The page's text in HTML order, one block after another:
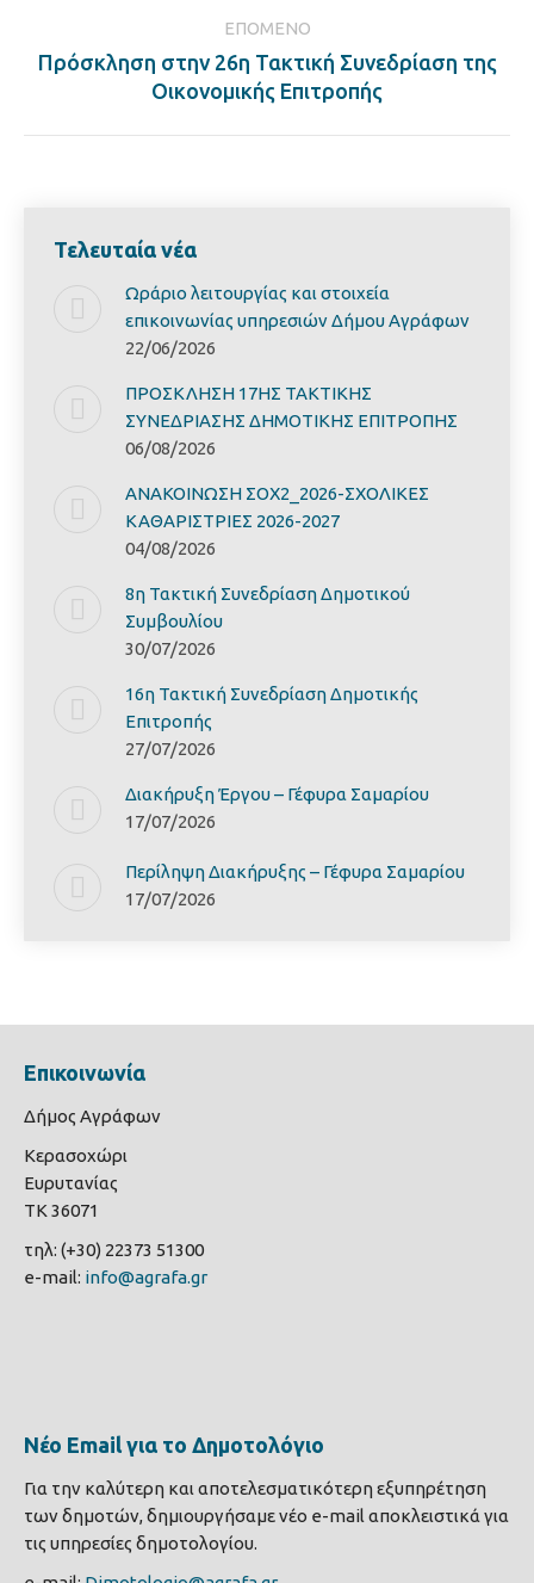
ΕΠΌΜΕΝΟ
Next
post:
Πρόσκληση στην 26η Τακτική Συνεδρίαση της
Οικονομικής Επιτροπής
Τελευταία νέα
Ωράριο λειτουργίας και στοιχεία
επικοινωνίας υπηρεσιών Δήμου Αγράφων
22/06/2026
ΠΡΟΣΚΛΗΣΗ 17ΗΣ ΤΑΚΤΙΚΗΣ
ΣΥΝΕΔΡΙΑΣΗΣ ΔΗΜΟΤΙΚΗΣ ΕΠΙΤΡΟΠΗΣ
06/08/2026
ΑΝΑΚΟΙΝΩΣΗ ΣΟΧ2_2026-ΣΧΟΛΙΚΕΣ
ΚΑΘΑΡΙΣΤΡΙΕΣ 2026-2027
04/08/2026
8η Τακτική Συνεδρίαση Δημοτικού
Συμβουλίου
30/07/2026
16η Τακτική Συνεδρίαση Δημοτικής
Επιτροπής
27/07/2026
Διακήρυξη Έργoυ – Γέφυρα Σαμαρίoυ
17/07/2026
Περίληψη Διακήρυξης – Γέφυρα Σαμαρίoυ
17/07/2026
Επικοινωνία
Δήμος Αγράφων
Κερασοχώρι
Ευρυτανίας
ΤΚ 36071
τηλ: (+30) 22373 51300
e-mail: info@agrafa.gr
Νέο Email για το Δημοτολόγιο
Για την καλύτερη και αποτελεσματικότερη εξυπηρέτηση
των δημοτών, δημιουργήσαμε νέο e-mail αποκλειστικά για
τις υπηρεσίες δημοτολογίου.